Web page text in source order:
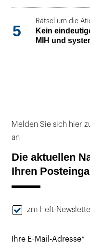
5
Rätsel um die
Kein
MIH und
Melden Sie sich hier
an
Die aktuellen
Ihren
zm Heft-
Ihre E-Mail-Adresse*